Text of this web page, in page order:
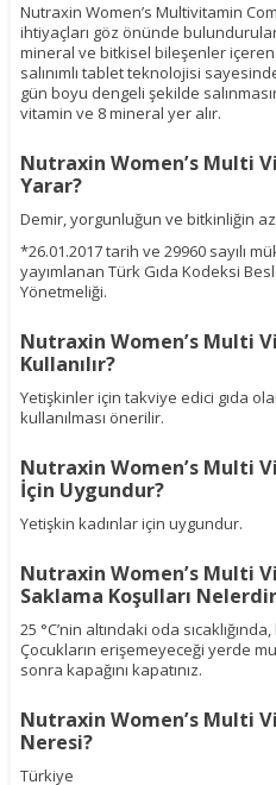
Nutraxin Women’s Multivitamin
ihtiyaçları göz önünde
mineral ve bitkisel bileşenler içeren
salınımlı tablet teknolojisi
gün boyu dengeli şekilde
vitamin ve 8 mineral yer alır.
Nutraxin Women’s Multi
Yarar?
Demir, yorgunluğun ve bitkinliğin
*26.01.2017 tarih ve 29960 sayılı
yayımlanan Türk Gıda Kodeksi
Yönetmeliği.
Nutraxin Women’s Multi
Kullanılır?
Yetişkinler için takviye edici gıda
kullanılması önerilir.
Nutraxin Women’s Multi
İçin Uygundur?
Yetişkin kadınlar için uygundur.
Nutraxin Women’s Multi
Saklama Koşulları
25 °C’nin altındaki oda
Çocukların erişemeyeceği yerde
sonra kapağını kapatınız.
Nutraxin Women’s Multi
Neresi?
Türkiye